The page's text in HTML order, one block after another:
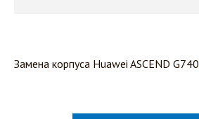
Замена корпуса Huawei ASCEND G740